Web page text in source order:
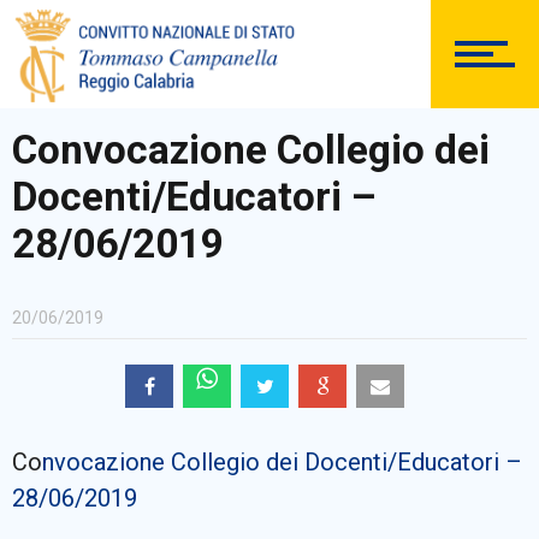
DOCUMENTAZIONE
BACHECA SINDACALE
Convocazione Collegio dei
Docenti/Educatori –
28/06/2019
20/06/2019
Convocazione Collegio dei Docenti/Educatori –
28/06/2019